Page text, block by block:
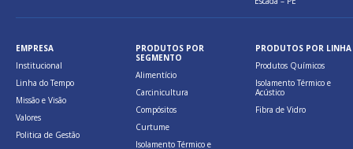
EMPRESA
Institucional
Linha do Tempo
Missão e Visão
Valores
Politica de Gestão
PRODUTOS POR
SEGMENTO
Alimentício
Carcinicultura
Compósitos
Curtume
Isolamento Térmico e
PRODUTOS POR LINHA
Produtos Químicos
Isolamento Térmico e
Acústico
Fibra de Vidro